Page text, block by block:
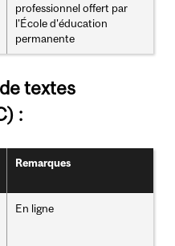
professionnel offert par
l'École d'éducation
permanente
textes
:
Remarques
En ligne